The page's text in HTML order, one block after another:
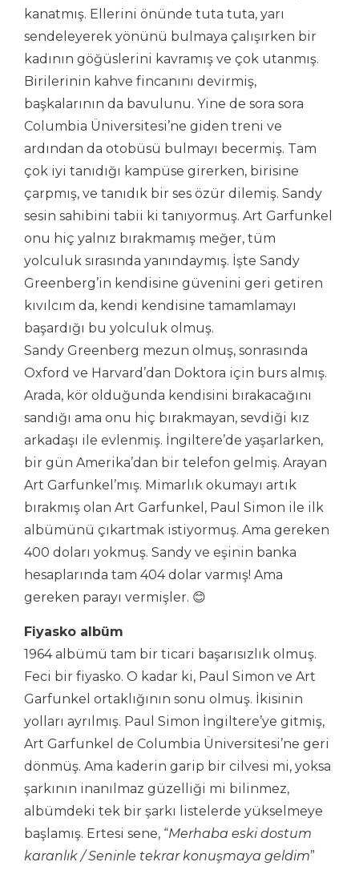
kanatmış. Ellerini önünde tuta tuta, yarı
sendeleyerek yönünü bulmaya çalışırken bir
kadının göğüslerini kavramış ve çok utanmış.
Birilerinin kahve fincanını devirmiş,
başkalarının da bavulunu. Yine de sora sora
Columbia Üniversitesi’ne giden treni ve
ardından da otobüsü bulmayı becermiş. Tam
çok iyi tanıdığı kampüse girerken, birisine
çarpmış, ve tanıdık bir ses özür dilemiş. Sandy
sesin sahibini tabii ki tanıyormuş. Art Garfunkel
onu hiç yalnız bırakmamış meğer, tüm
yolculuk sırasında yanındaymış. İşte Sandy
Greenberg’in kendisine güvenini geri getiren
kıvılcım da, kendi kendisine tamamlamayı
başardığı bu yolculuk olmuş.
Sandy Greenberg mezun olmuş, sonrasında
Oxford ve Harvard’dan Doktora için burs almış.
Arada, kör olduğunda kendisini bırakacağını
sandığı ama onu hiç bırakmayan, sevdiği kız
arkadaşı ile evlenmiş. İngiltere’de yaşarlarken,
bir gün Amerika’dan bir telefon gelmiş. Arayan
Art Garfunkel’mış. Mimarlık okumayı artık
bırakmış olan Art Garfunkel, Paul Simon ile ilk
albümünü çıkartmak istiyormuş. Ama gereken
400 doları yokmuş. Sandy ve eşinin banka
hesaplarında tam 404 dolar varmış! Ama
gereken parayı vermişler. 😊
Fiyasko albüm
1964 albümü tam bir ticari başarısızlık olmuş.
Feci bir fiyasko. O kadar ki, Paul Simon ve Art
Garfunkel ortaklığının sonu olmuş. İkisinin
yolları ayrılmış. Paul Simon İngiltere’ye gitmiş,
Art Garfunkel de Columbia Üniversitesi’ne geri
dönmüş. Ama kaderin garip bir cilvesi mi, yoksa
şarkının inanılmaz güzelliği mi bilinmez,
albümdeki tek bir şarkı listelerde yükselmeye
başlamış. Ertesi sene, “Merhaba eski dostum
karanlık / Seninle tekrar konuşmaya geldim”